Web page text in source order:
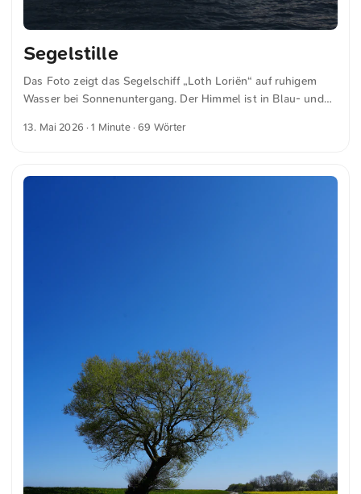
Segelstille
Das Foto zeigt das Segelschiff „Loth Loriën“ auf ruhigem
Wasser bei Sonnenuntergang. Der Himmel ist in Blau- und
ab. Die Flagge auf dem Mast ist gut zu erkennen. Die
13. Mai 2026 · 1 Minute · 69 Wörter